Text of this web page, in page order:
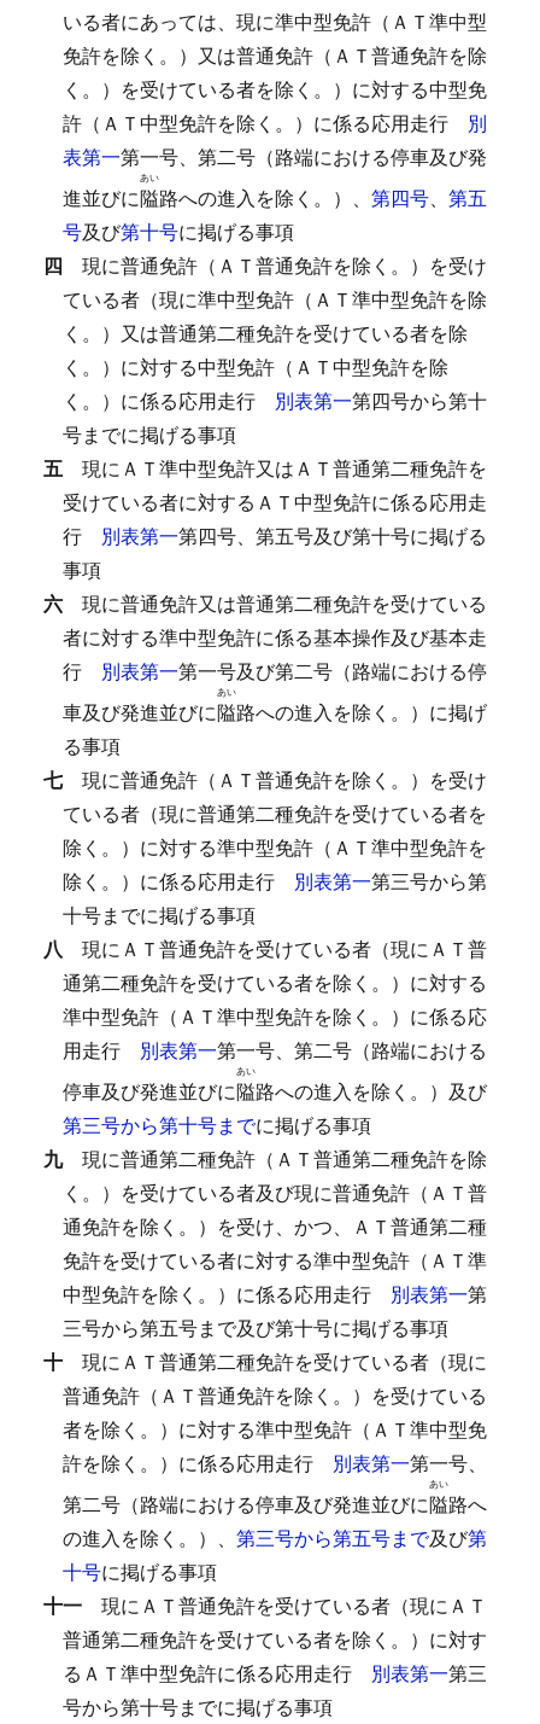
いる者にあっては、現に準中型免許（ＡＴ準中型
免許を除く。）又は普通免許（ＡＴ普通免許を除
く。）を受けている者を除く。）に対する中型免
許（ＡＴ中型免許を除く。）に係る応用走行
別
表第一第一号、第二号（路端における停車及び発
進並びに隘
あい
路への進入を除く。）、 第四号、 第五
号及び第十号に掲げる事項
四 現に普通免許（ＡＴ普通免許を除く。）を受け
ている者（現に準中型免許（ＡＴ準中型免許を除
く。）又は普通第二種免許を受けている者を除
く。）に対する中型免許（ＡＴ中型免許を除
く。）に係る応用走行
別表第一第四号から第十
号までに掲げる事項
五 現にＡＴ準中型免許又はＡＴ普通第二種免許を
受けている者に対するＡＴ中型免許に係る応用走
行
別表第一第四号、第五号及び第十号に掲げる
事項
六 現に普通免許又は普通第二種免許を受けている
者に対する準中型免許に係る基本操作及び基本走
行
別表第一第一号及び第二号（路端における停
車及び発進並びに隘
あい
路への進入を除く。）に掲げ
る事項
七 現に普通免許（ＡＴ普通免許を除く。）を受け
ている者（現に普通第二種免許を受けている者を
除く。）に対する準中型免許（ＡＴ準中型免許を
除く。）に係る応用走行
別表第一第三号から第
十号までに掲げる事項
八 現にＡＴ普通免許を受けている者（現にＡＴ普
通第二種免許を受けている者を除く。）に対する
準中型免許（ＡＴ準中型免許を除く。）に係る応
用走行
別表第一第一号、第二号（路端における
停車及び発進並びに隘
あい
路への進入を除く。）及び
第三号から第十号までに掲げる事項
九 現に普通第二種免許（ＡＴ普通第二種免許を除
く。）を受けている者及び現に普通免許（ＡＴ普
通免許を除く。）を受け、かつ、ＡＴ普通第二種
免許を受けている者に対する準中型免許（ＡＴ準
中型免許を除く。）に係る応用走行
別表第一第
三号から第五号まで及び第十号に掲げる事項
十 現にＡＴ普通第二種免許を受けている者（現に
普通免許（ＡＴ普通免許を除く。）を受けている
者を除く。）に対する準中型免許（ＡＴ準中型免
許を除く。）に係る応用走行
別表第一第一号、
第二号（路端における停車及び発進並びに隘
あい
路へ
の進入を除く。）、 第三号から第五号まで及び第
十号に掲げる事項
十一 現にＡＴ普通免許を受けている者（現にＡＴ
普通第二種免許を受けている者を除く。）に対す
るＡＴ準中型免許に係る応用走行
別表第一第三
号から第十号までに掲げる事項